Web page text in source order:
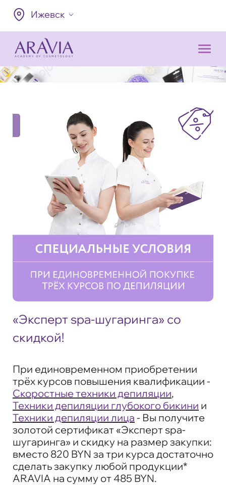
Ижевск
«Эксперт spa-шугаринга» со
скидкой!
При единовременном приобретении
трёх курсов повышения квалификации -
Скоростные техники депиляции,
Техники депиляции глубокого бикини и
Техники депиляции лица - Вы получите
золотой сертификат «Эксперт spa-
шугаринга» и скидку на размер закупки:
вместо 820 BYN за три курса достаточно
сделать закупку любой продукции*
ARAVIA на сумму от 485 BYN.